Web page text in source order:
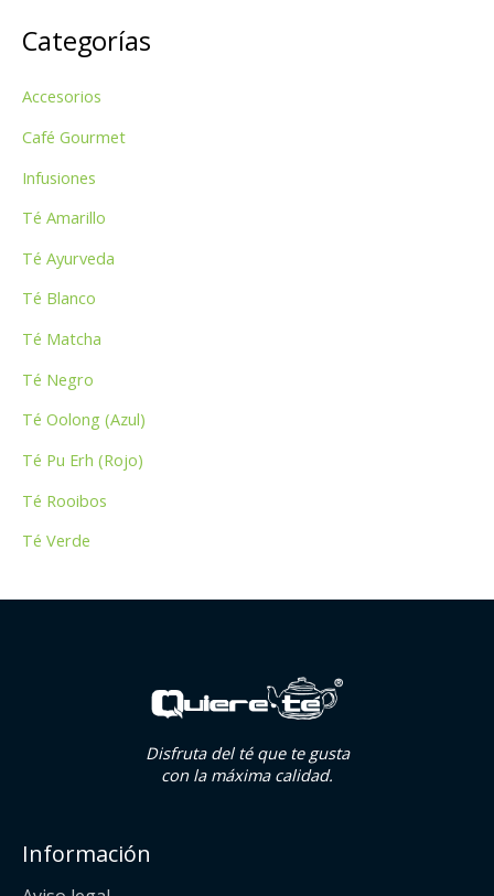
c
r
p
Categorías
Accesorios
Café Gourmet
Infusiones
Té Amarillo
Té Ayurveda
Té Blanco
Té Matcha
Té Negro
Té Oolong (Azul)
Té Pu Erh (Rojo)
Té Rooibos
Té Verde
Disfruta del té que te gusta
con la máxima calidad.
Información